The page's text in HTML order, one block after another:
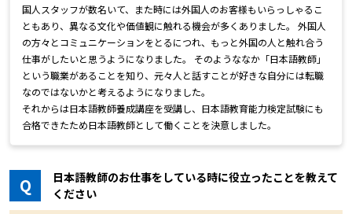
国人スタッフが数名いて、また時には外国人のお客様もいらっしゃるこ
ともあり、異なる文化や価値観に触れる機会が多くありました。 外国人
の方々とコミュニケーションをとるにつれ、もっと外国の人と触れ合う
仕事がしたいと思うようになりました。 そのようななか「日本語教師」
という職業があることを知り、元々人と話すことが好きな自分には転職
なのではないかと考えるようになりました。
それからは日本語教師養成講座を受講し、日本語教育能力検定試験にも
合格できたため日本語教師として働くことを決意しました。
Q
日本語教師のお仕事をしている時に役立ったことを教えて
ください